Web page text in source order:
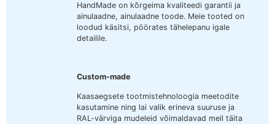
HandMade on kõrgeima kvaliteedi garantii ja
ainulaadne, ainulaadne toode. Meie tooted on
loodud käsitsi, pöörates tähelepanu igale
detailile.
Custom-made
Kaasaegsete tootmistehnoloogia meetodite
kasutamine ning lai valik erineva suuruse ja
RAL-värviga mudeleid võimaldavad meil täita